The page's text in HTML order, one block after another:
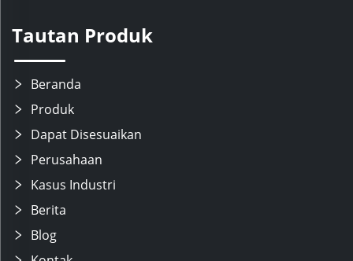
Tautan Produk
Beranda
Produk
Dapat Disesuaikan
Perusahaan
Kasus Industri
Berita
Blog